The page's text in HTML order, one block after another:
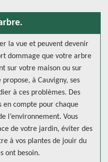
la vue et peuvent devenir
dommage que votre arbre
sur votre maison ou sur
à Cauvigny, ses
à ces problèmes. Des
en compte pour chaque
l’environnement. Vous
de votre jardin, éviter des
à vos plantes de jouir du
ont besoin.